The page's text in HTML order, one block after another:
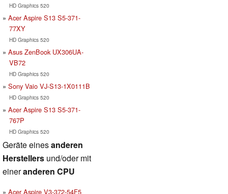
HD Graphics 520
Acer Aspire S13 S5-371-
77XY
HD Graphics 520
Asus ZenBook UX306UA-
VB72
HD Graphics 520
Sony Vaio VJ-S13-1X0111B
HD Graphics 520
Acer Aspire S13 S5-371-
767P
HD Graphics 520
Geräte einesanderen
Herstellers und/oder mit
eineranderen CPU
Acer Aspire V3-372-54F5